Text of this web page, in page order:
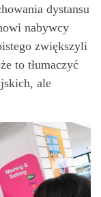
dystansu
nabywcy
zwiększyli
to tłumaczyć
ale